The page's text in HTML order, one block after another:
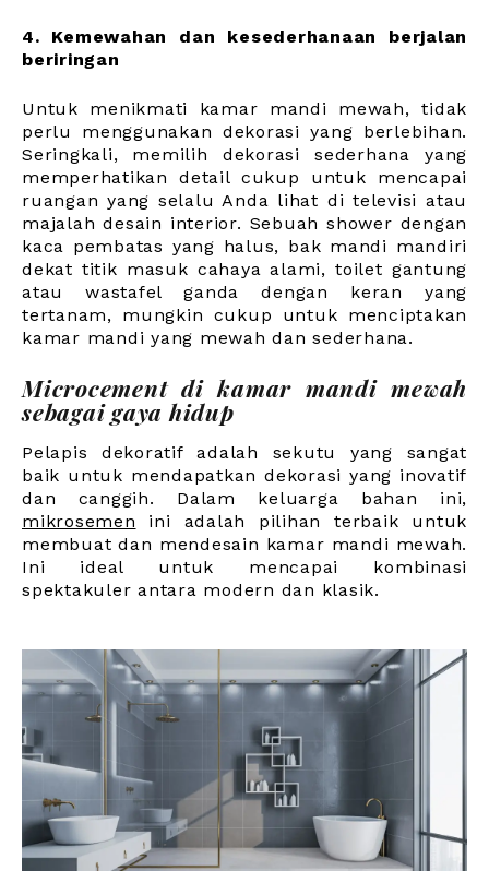
4. Kemewahan dan kesederhanaan berjalan
beriringan
Untuk menikmati kamar mandi mewah, tidak
perlu menggunakan dekorasi yang berlebihan.
Seringkali, memilih dekorasi sederhana yang
memperhatikan detail cukup untuk mencapai
ruangan yang selalu Anda lihat di televisi atau
majalah desain interior. Sebuah shower dengan
kaca pembatas yang halus, bak mandi mandiri
dekat titik masuk cahaya alami, toilet gantung
atau wastafel ganda dengan keran yang
tertanam, mungkin cukup untuk menciptakan
kamar mandi yang mewah dan sederhana.
Microcement di kamar mandi mewah
sebagai gaya hidup
Pelapis dekoratif adalah sekutu yang sangat
baik untuk mendapatkan dekorasi yang inovatif
dan canggih. Dalam keluarga bahan ini,
mikrosemen
ini adalah pilihan terbaik untuk
membuat dan mendesain kamar mandi mewah.
Ini ideal untuk mencapai kombinasi
spektakuler antara modern dan klasik.